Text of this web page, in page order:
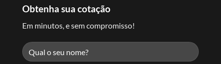
Obtenha sua cotação
Em minutos, e sem compromisso!